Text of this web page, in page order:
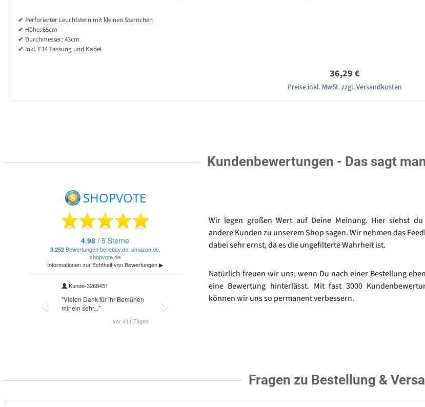
✔ Perforierter Leuchtstern mit kleinen Sternchen
✔ Höhe: 65cm
✔ Durchmesser: 43cm
✔ Inkl. E14 Fassung und Kabel
Regulärer Preis:
36,29 €
Preise inkl. MwSt. zzgl. Versandkosten
Kundenbewertungen - Das sagt
Wir legen großen Wert auf Deine Meinung. Hier siehst
andere Kunden zu unserem Shop sagen. Wir nehmen das
dabei sehr ernst, da es die ungefilterte Wahrheit ist.
Natürlich freuen wir uns, wenn Du nach einer Bestellung
eine Bewertung hinterlässt. Mit fast 3000
können wir uns so permanent verbessern.
Fragen zu Bestellung &